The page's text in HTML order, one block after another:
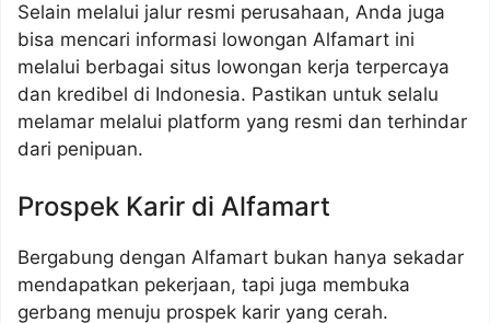
Selain melalui jalur resmi perusahaan, Anda juga
bisa mencari informasi lowongan Alfamart ini
melalui berbagai situs lowongan kerja terpercaya
dan kredibel di Indonesia. Pastikan untuk selalu
melamar melalui platform yang resmi dan terhindar
dari penipuan.
Prospek Karir di Alfamart
Bergabung dengan Alfamart bukan hanya sekadar
mendapatkan pekerjaan, tapi juga membuka
gerbang menuju prospek karir yang cerah.